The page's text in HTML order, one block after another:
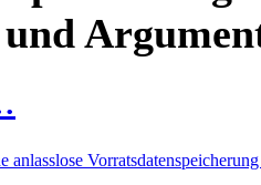
anlasslose